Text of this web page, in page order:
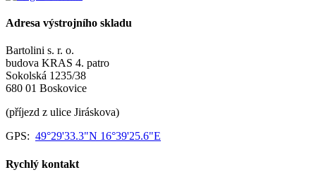
Adresa výstrojního skladu
Bartolini s. r. o.
budova KRAS 4. patro
Sokolská 1235/38
680 01 Boskovice
(příjezd z ulice Jiráskova)
GPS: 49°29'33.3"N 16°39'25.6"E
Rychlý kontakt